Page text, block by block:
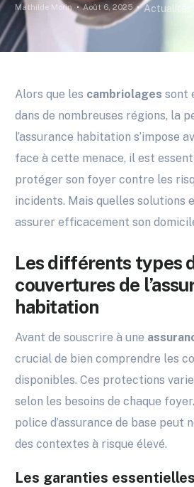
Mathilde Morin Août 6, 2025 Actualités
Alors que les cambriolages sont
dans de nombreuses régions, la
l’assurance habitation s’impose
face à cette menace, il est
protéger son foyer contre les
incidents. Mais quelles solutions
assurer efficacement son
Les différents types
couvertures de
habitation
Avant de souscrire à une
crucial de bien comprendre les
disponibles. Ces protections
selon les besoins de chaque
police d’assurance de base peut
des contextes à risque élevé.
Les garanties essentielles